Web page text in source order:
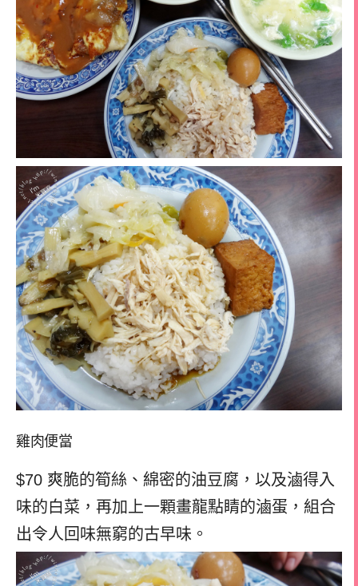
雞肉便當
$70 爽脆的筍絲、綿密的油豆腐，以及滷得入
味的白菜，再加上一顆畫龍點睛的滷蛋，組合
出令人回味無窮的古早味。